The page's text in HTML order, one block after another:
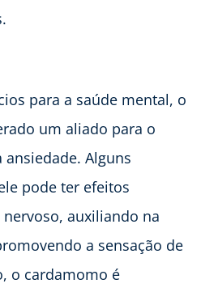
para a saúde mental, o
um aliado para o
Alguns
pode ter efeitos
auxiliando na
a sensação de
o cardamomo é